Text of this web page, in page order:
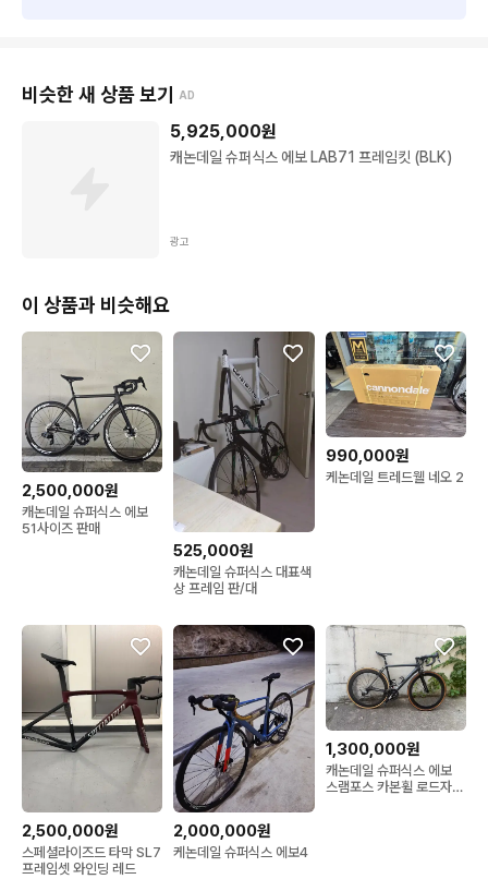
비슷한 새 상품 보기 AD
5,925,000원
캐논데일 슈퍼식스 에보 LAB71 프레임킷 (BLK)
광고
이 상품과 비슷해요
2,500,000원
캐논데일 슈퍼식스 에보
51사이즈 판매
525,000원
캐논데일 슈퍼식스 대표색
상 프레임 판/대
990,000원
케논데일 트레드웰 네오 2
2,500,000원
스페셜라이즈드 타막 SL7
프레임셋 와인딩 레드
2,000,000원
케논데일 슈퍼식스 에보4
1,300,000원
캐논데일 슈퍼식스 에보
스램포스 카본휠 로드자전